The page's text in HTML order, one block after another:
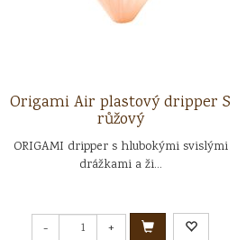
Origami Air plastový dripper S
růžový
ORIGAMI dripper s hlubokými svislými
drážkami a ži...
- +